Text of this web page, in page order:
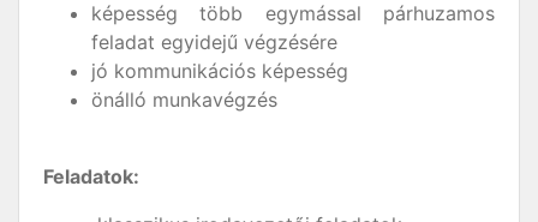
képesség több egymással párhuzamos
feladat egyidejű végzésére
jó kommunikációs képesség
önálló munkavégzés
Feladatok: